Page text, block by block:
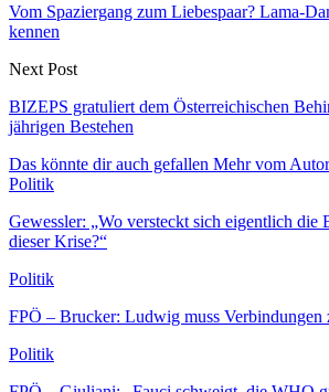
Vom Spaziergang zum Liebespaar? Lama-
kennen
Next Post
BIZEPS gratuliert dem Österreichischen
jährigen Bestehen
Das könnte dir auch gefallen Mehr vom Autor
Politik
Gewessler: „Wo versteckt sich eigentlich die
dieser Krise?“
Politik
FPÖ – Brucker: Ludwig muss Verbindungen
Politik